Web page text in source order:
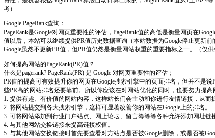
考）
Google PageRank查询：
PageRank是Google对网页重要性的评估，PageRank值的高低是衡量网页在
值以后，本站可以继续提供PR值历史数据查询（本站数据为Google停止更新
Google虽然不更新PR值，但PR值仍然是衡量网站权重的重要指标之一。（仅供
如何提高网站的PageRank(PR)值？
什么是pagerank? PageRank(PR) 是 Google 对网页重要性的评估；
PR值的提高可有效提升你的网页在Google搜索引擎中的页面排名，但并不是
些PR高的网站排名还要靠前。所以你应该在对网站优化的同时，也要努力提高
1. 提供有趣、有价值的网站内容，这样站长们会主动和你进行友情链接，从而
2. 将网站提交到各大搜索引擎，这样可显著改善你的网站在Google上的排名。
3. 可将网站添加到行业门户站点、网上论坛、留言簿等等各种允许添加网址链
4. 与其他网站交换链接来提高链接权值。
5. 与其他网站交换链接时首先要查看对方站点是否被Google删除，或是否被